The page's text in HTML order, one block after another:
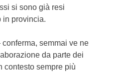
si sono già resi
in provincia.
semmai ve ne
da parte dei
contesto sempre più